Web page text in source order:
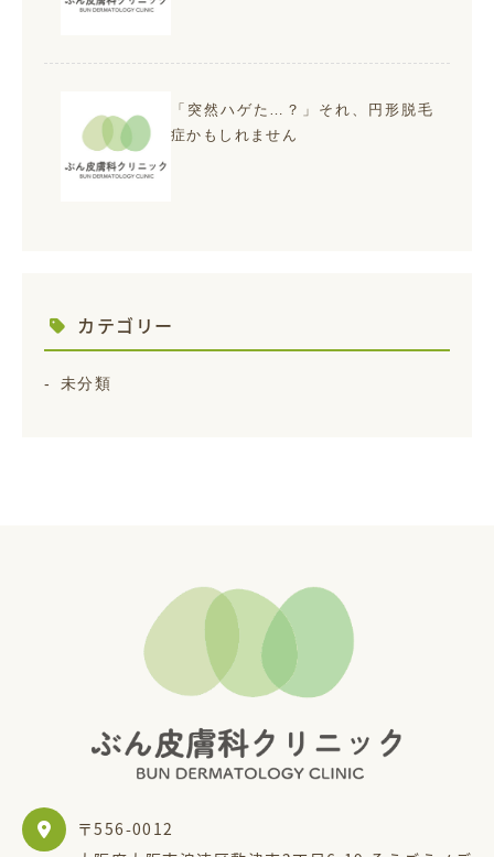
「突然ハゲた…？」それ、円形脱毛
症かもしれません
カテゴリー
未分類
〒556-0012